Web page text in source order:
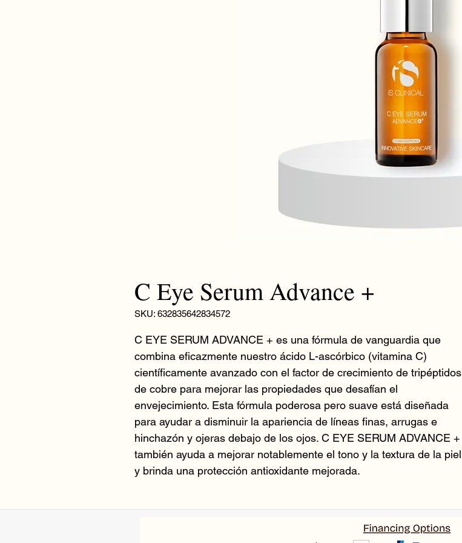
C Eye Serum Advance +
SKU: 632835642834572
C EYE SERUM ADVANCE + es una fórmula de vanguardia que
combina eficazmente nuestro ácido L-ascórbico (vitamina C)
científicamente avanzado con el factor de crecimiento de tripéptidos
de cobre para mejorar las propiedades que desafían el
envejecimiento. Esta fórmula poderosa pero suave está diseñada
para ayudar a disminuir la apariencia de líneas finas, arrugas e
hinchazón y ojeras debajo de los ojos. C EYE SERUM ADVANCE +
también ayuda a mejorar notablemente el tono y la textura de la piel
y brinda una protección antioxidante mejorada.